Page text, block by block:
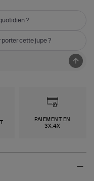
?
cette jupe ?
PAIEMENT EN
3X,4X